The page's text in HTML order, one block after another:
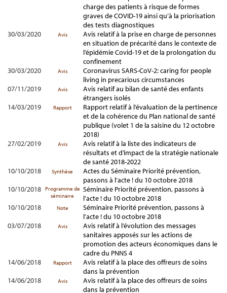
charge des patients à risque de formes
graves de COVID-19 ainsi qu’à la priorisation
des tests diagnostiques
30/03/2020
Avis
Avis relatif à la prise en charge de personnes
en situation de précarité dans le contexte de
l’épidémie Covid-19 et de la prolongation du
confinement
30/03/2020
Avis
Coronavirus SARS-CoV-2: caring for people
living in precarious circumstances
07/11/2019
Avis
Avis relatif au bilan de santé des enfants
étrangers isolés
14/03/2019
Rapport
Rapport relatif à l’évaluation de la pertinence
et de la cohérence du Plan national de santé
publique (volet 1 de la saisine du 12 octobre
2018)
27/02/2019
Avis
Avis relatif à la liste des indicateurs de
résultats et d’impact de la stratégie nationale
de santé 2018-2022
10/10/2018
Synthèse
Actes du Séminaire Priorité prévention,
passons à l’acte ! du 10 octobre 2018
10/10/2018 Programme de
séminaire
Séminaire Priorité prévention, passons à
l’acte ! du 10 octobre 2018
10/10/2018
Note
Séminaire Priorité prévention, passons à
l’acte ! du 10 octobre 2018
03/07/2018
Avis
Avis relatif à l’évolution des messages
sanitaires apposés sur les actions de
promotion des acteurs économiques dans le
cadre du PNNS 4
14/06/2018
Rapport
Avis relatif à la place des offreurs de soins
dans la prévention
14/06/2018
Avis
Avis relatif à la place des offreurs de soins
dans la prévention